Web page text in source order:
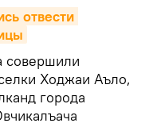
отвести
совершили
Ходжаи Аъло,
города